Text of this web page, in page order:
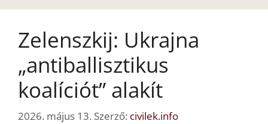
Zelenszkij: Ukrajna
„antiballisztikus
koalíciót” alakít
2026. május 13. Szerző: civilek.info